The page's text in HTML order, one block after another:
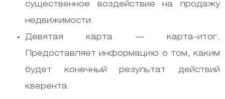
существенное воздействие на продажу
недвижимости.
Девятая карта — карта-итог.
Предоставляет информацию о том, каким
будет конечный результат действий
кверента.